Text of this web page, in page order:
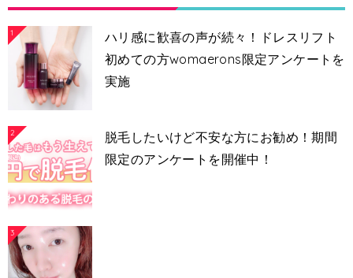
1
ハリ感に歓喜の声が続々！ドレスリフト
初めての方womaerons限定アンケートを
実施
2
脱毛したいけど不安な方にお勧め！期間
限定のアンケートを開催中！
3